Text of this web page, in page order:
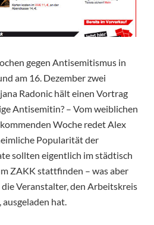
gegen Antisemitismus in
am 16. Dezember zwei
Radonic hält einen Vortrag
Antisemitin? – Vom weiblichen
Woche redet Alex
Popularität der
sollten eigentlich im städtisch
ZAKK stattfinden – was aber
Veranstalter, den Arbeitskreis
hat.